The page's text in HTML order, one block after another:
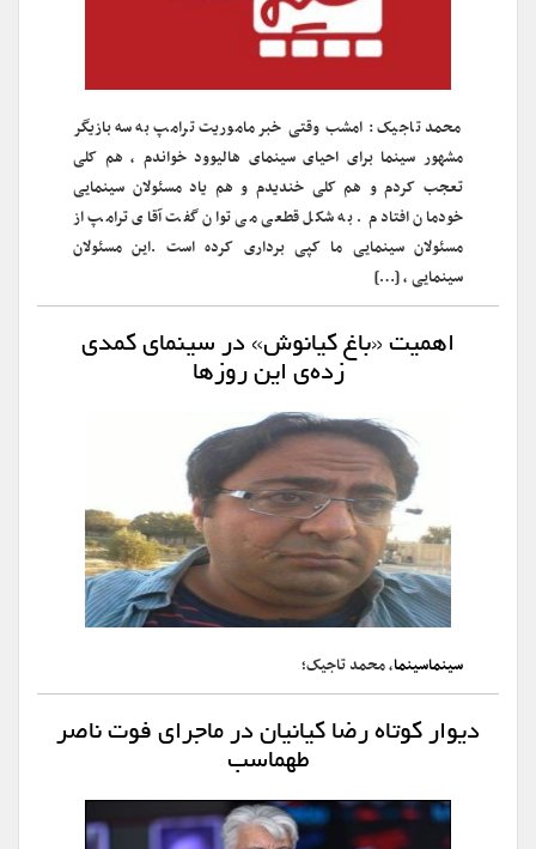
محمد تاجیک : امشب وقتی خبر ماموریت ترامپ به سه بازیگر
مشهور سینما برای احیای سینمای هالیوود خواندم ، هم کلی
تعجب کردم و هم کلی خندیدم و هم یاد مسئولان سینمایی
خودمان افتادم . به شکل قطعی می توان گفت آقای ترامپ از
مسئولان سینمایی ما کپی برداری کرده است .این مسئولان
سینمایی ، […]
اهمیت «باغ کیانوش» در سینمای کمدی
زده‌ی این روزها
سینماسینما، محمد تاجیک؛
دیوار کوتاه رضا کیانیان در ماجرای فوت ناصر
طهماسب